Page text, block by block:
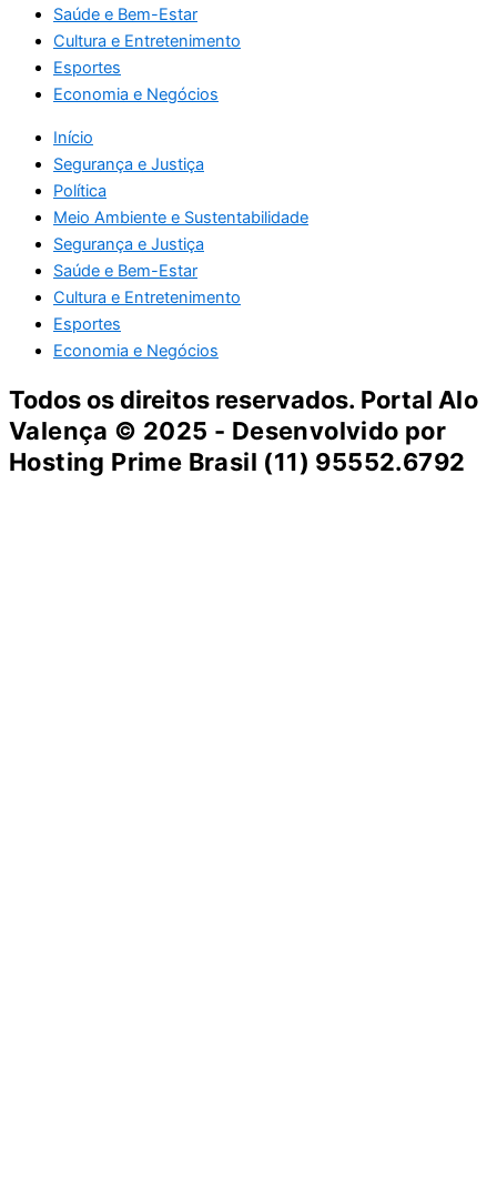
Saúde e Bem-Estar
Cultura e Entretenimento
Esportes
Economia e Negócios
Início
Segurança e Justiça
Política
Meio Ambiente e Sustentabilidade
Segurança e Justiça
Saúde e Bem-Estar
Cultura e Entretenimento
Esportes
Economia e Negócios
Todos os direitos reservados. Portal Alo
Valença © 2025 - Desenvolvido por
Hosting Prime Brasil (11) 95552.6792